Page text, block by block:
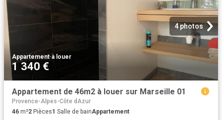
4 photos
Appartement·à louer
1 340 €
Appartement de 46m2 à louer sur Marseille 01
Provence-Alpes-Côte dAzur
46 m²2 Pièces1 Salle de bainAppartement